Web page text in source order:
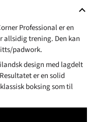
Professional er en
allsidig trening. Den kan
padwork.
design med lagdelt
er en solid
boksing som til